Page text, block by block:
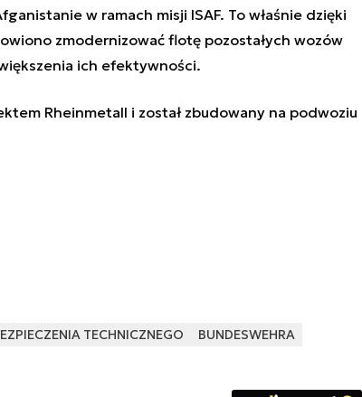
w ramach misji ISAF. To właśnie dzięki
zmodernizować flotę pozostałych wozów
ich efektywności.
Rheinmetall i został zbudowany na podwoziu
TECHNICZNEGO BUNDESWEHRA